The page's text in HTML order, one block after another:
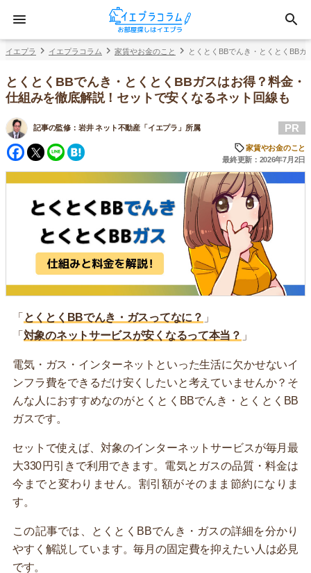
イエプラ イエプラコラム 家賃やお金のこと とくとくBBでんき・とくとくBB
とくとくBBでんき・とくとくBBガスはお得？料金・
仕組みを徹底解説！セットで安くなるネット回線も
記事の監修： 岩井 ネット不動産「イエプラ」所属
Facebook
Twitter
Line
PR
家賃やお金のこと
最終更新：2026年7月2日
「 とくとくBBでんき・ガスってなに？ 」
「 対象のネットサービスが安くなるって本当？ 」
電気・ガス・インターネットといった生活に欠かせないイ
ンフラ費をできるだけ安くしたいと考えていませんか？そ
んな人におすすめなのがとくとくBBでんき・とくとくBB
ガスです。
セットで使えば、対象のインターネットサービスが毎月最
大330円引きで利用できます。電気とガスの品質・料金は
今までと変わりません。割引額がそのまま節約になりま
す。
この記事では、とくとくBBでんき・ガスの詳細を分かり
やすく解説しています。毎月の固定費を抑えたい人は必見
です。